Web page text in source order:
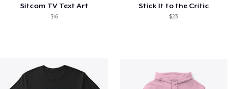
Sitcom TV Text Art
$16
Stick It to the Critic
$23